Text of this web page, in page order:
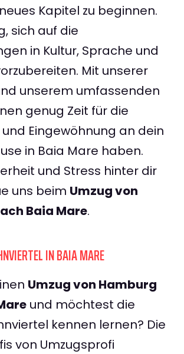
Kapitel zu beginnen.
sich auf die
in Kultur, Sprache und
Mit unserer
unserem umfassenden
genug Zeit für die
Eingewöhnung an dein
in Baia Mare haben.
und Stress hinter dir
uns beim Umzug von
Baia Mare.
IN BAIA MARE
Umzug von Hamburg
und möchtest die
kennen lernen? Die
von Umzugsprofi